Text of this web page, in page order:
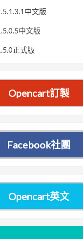
中文版
中文版
正式版
Opencart訂製
Facebook社團
Opencart英文